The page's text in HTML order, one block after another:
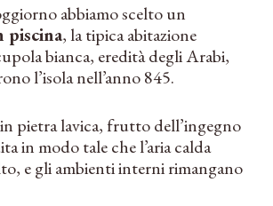
abbiamo scelto un
piscina, la tipica abitazione
bianca, eredità degli Arabi,
l’isola nell’anno 845.
pietra lavica, frutto dell’ingegno
in modo tale che l’aria calda
e gli ambienti interni rimangano